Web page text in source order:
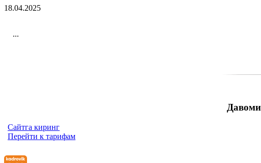
18.04.2025
...
Сайтга киринг
Перейти к тарифам